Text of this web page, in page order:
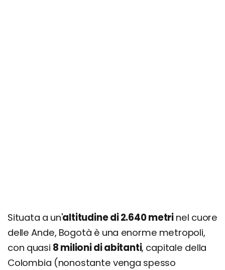
La Chorrera
Fattoria del caffè di Cundinamarca
Collina Guadalupe
Itinerario di un giorno
Situata a un'altitudine di 2.640 metrinel cuore
delle Ande, Bogotà è una enorme metropoli,
con quasi 8 milioni di abitanti, capitale della
Colombia (nonostante venga spesso